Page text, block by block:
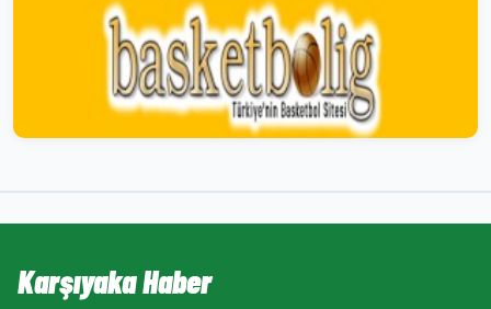
Karşıyaka Haber